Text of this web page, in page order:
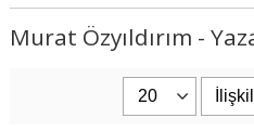
Murat Özyıldırım -